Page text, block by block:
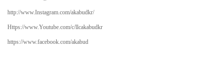
http://www.Instagram.com/akabudkr/
Https://www.Youtube.com/c/llcakabudkr ⠀
https://www.facebook.com/akabud